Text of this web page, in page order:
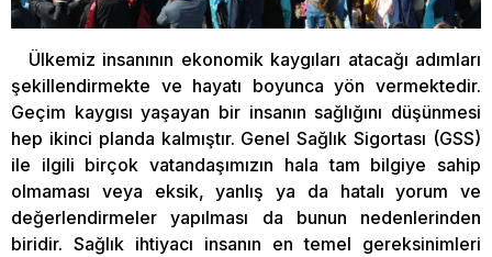
Ülkemiz insanının ekonomik kaygıları atacağı adımları
şekillendirmekte ve hayatı boyunca yön vermektedir.
Geçim kaygısı yaşayan bir insanın sağlığını düşünmesi
hep ikinci planda kalmıştır. Genel Sağlık Sigortası (GSS)
ile ilgili birçok vatandaşımızın hala tam bilgiye sahip
olmaması veya eksik, yanlış ya da hatalı yorum ve
değerlendirmeler yapılması da bunun nedenlerinden
biridir. Sağlık ihtiyacı insanın en temel gereksinimleri